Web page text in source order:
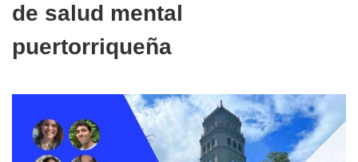
de salud mental
puertorriqueña